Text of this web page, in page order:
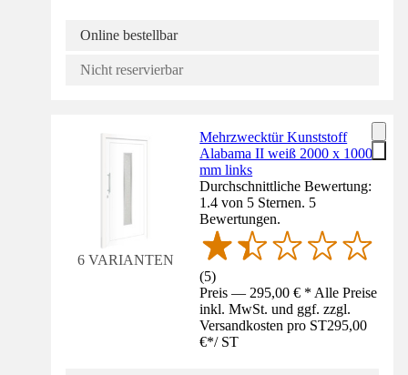
Online bestellbar
Nicht reservierbar
6 VARIANTEN
Mehrzwecktür Kunststoff
Alabama II weiß 2000 x 1000
mm links
Durchschnittliche Bewertung:
1.4 von 5 Sternen. 5
Bewertungen.
(5)
Preis — 295,00 € * Alle Preise
inkl. MwSt. und ggf. zzgl.
Versandkosten pro ST295,00
€*/ ST